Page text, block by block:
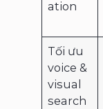
ation
Tối ưu
voice &
visual
search